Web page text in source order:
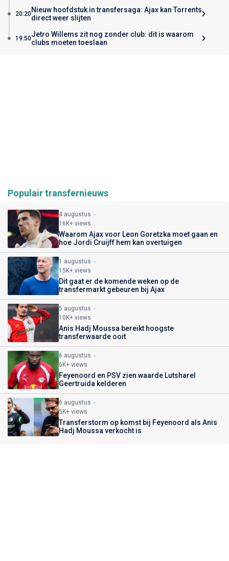
20:20Nieuw hoofdstuk in transfersaga: Ajax kan Torrents
direct weer slijten
19:50Jetro Willems zit nog zonder club: dit is waarom
clubs moeten toeslaan
Populair transfernieuws
4 augustus
16K+ views
Waarom Ajax voor Leon Goretzka moet gaan en
hoe Jordi Cruijff hem kan overtuigen
1 augustus
15K+ views
Dit gaat er de komende weken op de
transfermarkt gebeuren bij Ajax
5 augustus
10K+ views
Anis Hadj Moussa bereikt hoogste
transferwaarde ooit
6 augustus
6K+ views
Feyenoord en PSV zien waarde Lutsharel
Geertruida kelderen
6 augustus
5K+ views
Transferstorm op komst bij Feyenoord als Anis
Hadj Moussa verkocht is